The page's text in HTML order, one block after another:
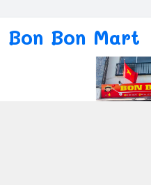
Bon Bon Mart